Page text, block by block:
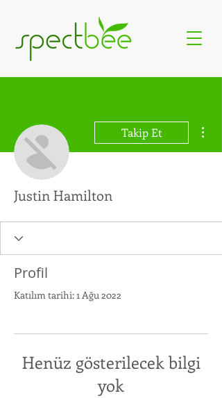
Takip Et
Justin Hamilton
Profil
Katılım tarihi: 1 Ağu 2022
Henüz gösterilecek bilgi
yok